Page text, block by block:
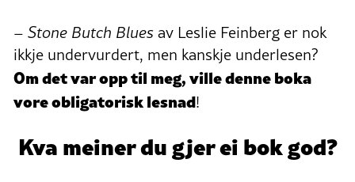
– Stone Butch Bluesav Leslie Feinberg er nok
ikkje undervurdert, men kanskje underlesen?
Om det var opp til meg, ville denne boka
vore obligatorisk lesnad!
Kva meiner du gjer ei bok god?